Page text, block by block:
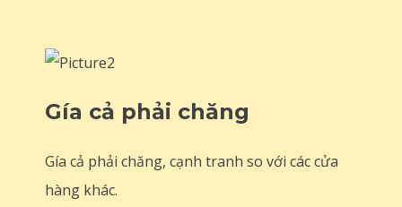
Gía cả phải chăng
Gía cả phải chăng, cạnh tranh so với các cửa
hàng khác.